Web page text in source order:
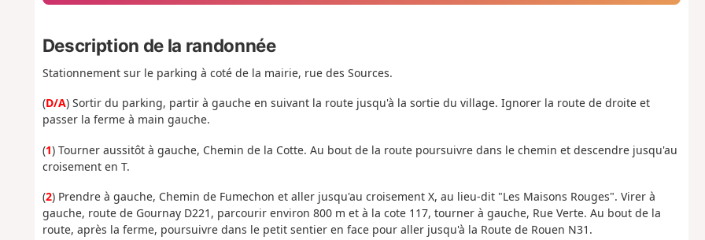
Description de la randonnée
Stationnement sur le parking à coté de la mairie, rue des Sources.
(D/A) Sortir du parking, partir à gauche en suivant la route jusqu'à la sortie du village. Ignorer la route de droite et
passer la ferme à main gauche.
(1) Tourner aussitôt à gauche, Chemin de la Cotte. Au bout de la route poursuivre dans le chemin et descendre jusqu'au
croisement en T.
(2) Prendre à gauche, Chemin de Fumechon et aller jusqu'au croisement X, au lieu-dit "Les Maisons Rouges". Virer à
gauche, route de Gournay D221, parcourir environ 800 m et à la cote 117, tourner à gauche, Rue Verte. Au bout de la
route, après la ferme, poursuivre dans le petit sentier en face pour aller jusqu'à la Route de Rouen N31.